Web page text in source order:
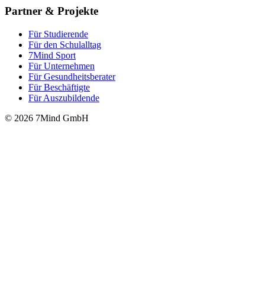
Partner & Projekte
Für Stu­die­rende
Für den Schulalltag
7Mind Sport
Für Unter­neh­men
Für Gesund­heits­be­ra­ter
Für Beschäftigte
Für Auszubildende
© 2026 7Mind GmbH